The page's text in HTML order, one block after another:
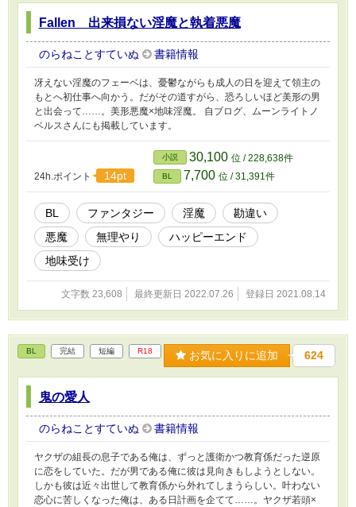
Fallen 出来損ない淫魔と執着悪魔
のらねことすていぬ 書籍情報
冴えない淫魔のフェーベは、憂鬱ながらも成人の日を迎えて領主の
もとへ初仕事へ向かう。だがその道すがら、恐ろしいほど美形の男
と出会って……。美形悪魔×地味淫魔。 自ブログ、ムーンライトノ
ベルスさんにも掲載しています。
24h.ポイント 14pt
小説 30,100 位 / 228,638件
BL 7,700 位 / 31,391件
BL ファンタジー 淫魔
勘違い
悪魔
無理やり
ハッピーエンド
地味受け
文字数 23,608 最終更新日 2022.07.26 登録日 2021.08.14
BL 完結 短編 R18 お気に入りに追加 624
鬼の愛人
のらねことすていぬ 書籍情報
ヤクザの組長の息子である俺は、ずっと護衛かつ教育係だった逆原
に恋をしていた。だが男である俺に彼は見向きもしようとしない。
しかも彼は近々出世して教育係から外れてしまうらしい。叶わない
恋心に苦しくなった俺は、ある日計画を企てて……。ヤクザ若頭×